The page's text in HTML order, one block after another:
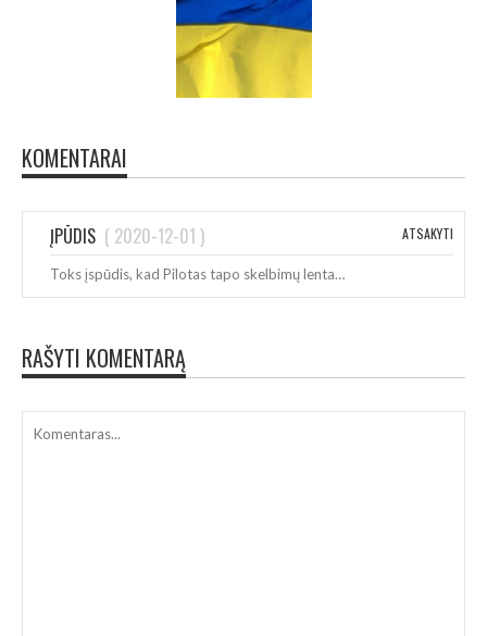
KOMENTARAI
ĮPŪDIS ( 2020-12-01 ) ATSAKYTI
Toks įspūdis, kad Pilotas tapo skelbimų lenta…
RAŠYTI KOMENTARĄ